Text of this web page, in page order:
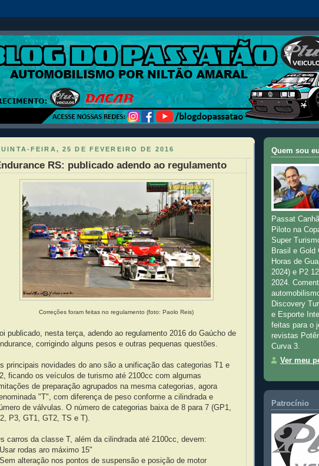
FEIRA, 25 DE FEVEREIRO DE 2016
RS: publicado adendo ao regulamento
Correções foram feitas no regulamento (foto: Paolo Reis)
publicado, nesta terça, adendo ao regulamento 2016 do Gaúcho de
corrigindo alguns pesos e outras pequenas questões.
principais novidades do ano são a unificação das categorias T1 e
ficando os veículos de turismo até 2100cc com algumas
de preparação agrupados na mesma categorias, agora
"T", com diferença de peso conforme a cilindrada e
de válvulas. O número de categorias baixa de 8 para 7 (GP1,
P3, GT1, GT2, TS e T).
carros da classe T, além da cilindrada até 2100cc, devem:
rodas aro máximo 15"
alteração nos pontos de suspensão e posição de motor
Quem sou
Passat
Piloto na
Super
Brasil e
Horas de
2024) e P2
2024.
Discovery
e Esporte
feitas para o
revistas
Curva 3.
Ver meu
Patrocínio